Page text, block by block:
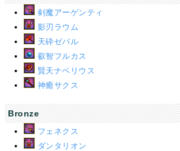
剣魔アーゲンティ
影刃ラウム
天砕ゼパル
叡智フルカス
賢天ナベリウス
神癒サクス
Bronze
フェネクス
ダンタリオン